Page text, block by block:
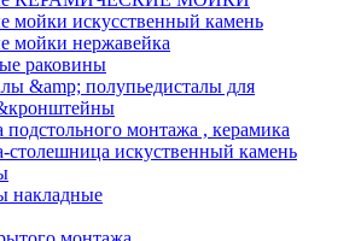
мойки искусственный камень
мойки нержавейка
раковины
&amp; полупьедисталы для
подстольного монтажа , керамика
столешница искуственный камень
накладные